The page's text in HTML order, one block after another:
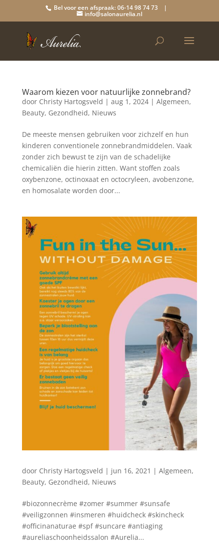
Bel voor een afspraak: 06-14 98 74 73 |
info@salonaurelia.nl
Waarom kiezen voor natuurlijke zonnebrand?
door Christy Hartogsveld | aug 1, 2024| Algemeen,
Beauty, Gezondheid, Nieuws
De meeste mensen gebruiken voor zichzelf en hun
kinderen conventionele zonnebrandmiddelen. Vaak
zonder zich bewust te zijn van de schadelijke
chemicaliën die hierin zitten. Want stoffen zoals
oxybenzone, octinoxaat en octocryleen, avobenzone,
en homosalate worden door...
door Christy Hartogsveld | jun 16, 2021 | Algemeen,
Beauty, Gezondheid, Nieuws
#biozonnecrème #zomer #summer #sunsafe
#veiligzonnen #insmeren #huidcheck #skincheck
#officinanaturae #spf #suncare #antiaging
#aureliaschoonheidssalon #Aurelia...